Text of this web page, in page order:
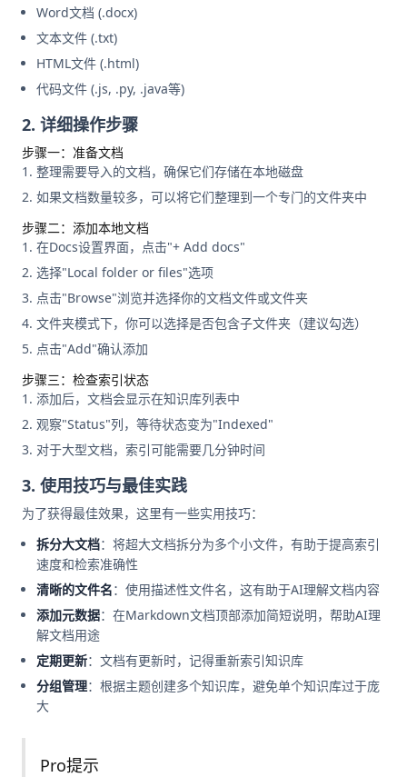
Word文档 (.docx)
文本文件 (.txt)
HTML文件 (.html)
代码文件 (.js, .py, .java等)
2. 详细操作步骤
步骤一：准备文档
整理需要导入的文档，确保它们存储在本地磁盘
如果文档数量较多，可以将它们整理到一个专门的文件夹中
步骤二：添加本地文档
在Docs设置界面，点击"+ Add docs"
选择"Local folder or files"选项
点击"Browse"浏览并选择你的文档文件或文件夹
文件夹模式下，你可以选择是否包含子文件夹（建议勾选）
点击"Add"确认添加
步骤三：检查索引状态
添加后，文档会显示在知识库列表中
观察"Status"列，等待状态变为"Indexed"
对于大型文档，索引可能需要几分钟时间
3. 使用技巧与最佳实践
为了获得最佳效果，这里有一些实用技巧：
拆分大文档：将超大文档拆分为多个小文件，有助于提高索引
速度和检索准确性
清晰的文件名：使用描述性文件名，这有助于AI理解文档内容
添加元数据：在Markdown文档顶部添加简短说明，帮助AI理
解文档用途
定期更新：文档有更新时，记得重新索引知识库
分组管理：根据主题创建多个知识库，避免单个知识库过于庞
大
Pro提示